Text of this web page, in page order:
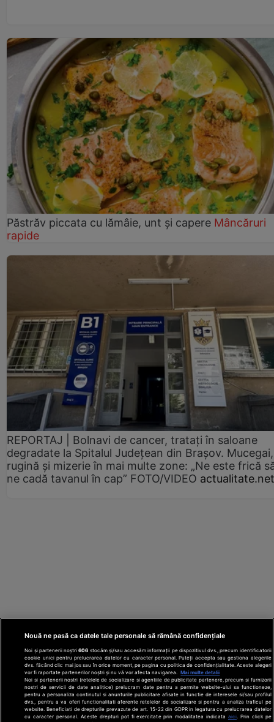
Păstrăv piccata cu lămâie, unt și capere Mâncăruri
rapide
REPORTAJ | Bolnavi de cancer, tratați în saloane
degradate la Spitalul Județean din Brașov. Mucegai,
rugină și mizerie în mai multe zone: „Ne este frică
ne cadă tavanul în cap” FOTO/VIDEO actualitate.net
Din rețeaua Adevărul Holding:Adevarul.ro
Click.roClickPoftaBuna.roClickSanatate.ro
ClickPentruFemei.roDilemaVeche.ro
Nouă ne pasă ca datele tale personale să rămână confidențiale
Noi și partenerii noștri606 stocăm și/sau accesăm informații pe dispozitivul dvs., precum identificatorii
cookie unici pentru prelucrarea datelor cu caracter personal. Puteți accepta sau gestiona alegerile
dvs. făcând clic mai jos sau în orice moment, pe pagina cu politica de confidențialitate. Aceste alegeri
vor fi raportate partenerilor noștri și nu vă vor afecta navigarea.
Mai multe detalii
Noi si partenerii nostri (retelele de socializare si agentiile de publicitate partenere, precum si furnizorii
nostri de servicii de date analitice) prelucram date pentru a permite website-ului sa functioneze,
pentru a personaliza continutul si anunturile publicitare afisate in functie de interesele si/sau profilul
dvs., pentru a va oferi functionalitati aferente retelelor de socializare si pentru a analiza traficul pe
website. Beneficiati de drepturile prevazute de art. 15-22 din GDPR in legatura cu prelucrarea datelor
cu caracter personal. Aceste drepturi pot fi exercitate prin modalitatea indicata aici. Prin click pe